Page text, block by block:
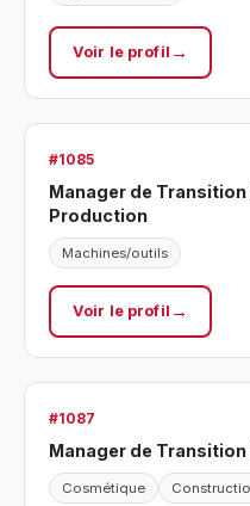
Voir le profil
#1085
Manager de
Production
Machines/outils
Voir le profil
#1087
Manager de Transition
Cosmétique